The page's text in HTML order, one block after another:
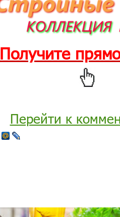
Получите
Перейти к